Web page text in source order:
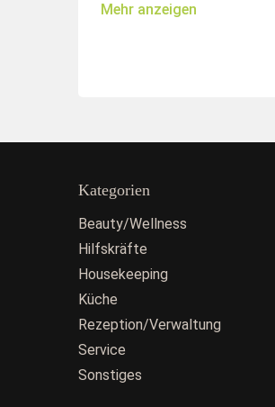
Mehr anzeigen
Kategorien
Beauty/Wellness
Hilfskräfte
Housekeeping
Küche
Rezeption/Verwaltung
Service
Sonstiges